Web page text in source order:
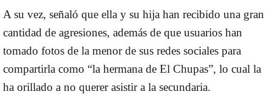
A su vez, señaló que ella y su hija han recibido una gran
cantidad de agresiones, además de que usuarios han
tomado fotos de la menor de sus redes sociales para
compartirla como “la hermana de El Chupas”, lo cual la
ha orillado a no querer asistir a la secundaria.